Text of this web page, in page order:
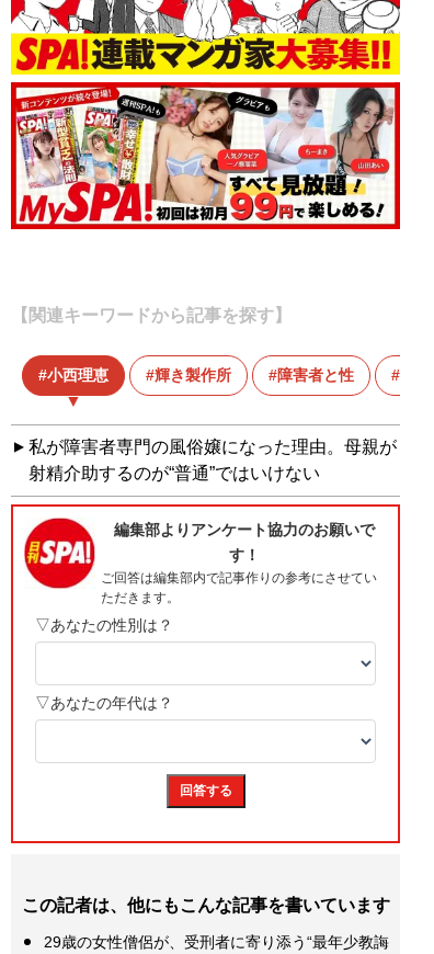
【関連キーワードから記事を探す】
小西理恵 輝き製作所 障害者と性
私が障害者専門の風俗嬢になった理由。母親が
射精介助するのが“普通”ではいけない
この記者は、他にもこんな記事を書いています
29歳の女性僧侶が、受刑者に寄り添う“最年少教誨